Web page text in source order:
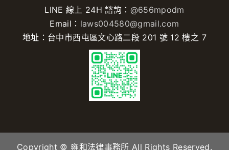
LINE 線上 24H 諮詢： @656mpodm
Email： laws004580@gmail.com
地址：台中市西屯區文心路二段 201 號 12 樓之 7
Copyright © 雍和法律事務所 All Rights Reserved.